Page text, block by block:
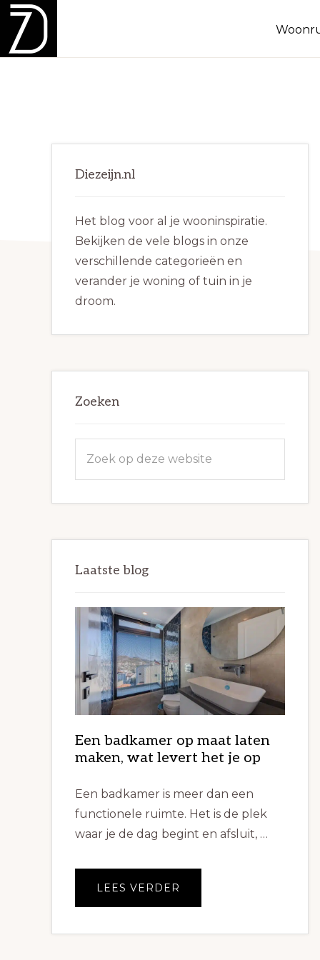
Spring
naar
de
Door
naar
de
Spring
naar
de
Sidebar
Diezeijn.nl
Het blog voor al je wooninspiratie.
Bekijken de vele blogs in onze
verschillende categorieën en
verander je woning of tuin in je
droom.
Zoeken
op
website
Laatste blog
Een badkamer op maat laten
maken, wat levert het je op
Een badkamer is meer dan een
functionele ruimte. Het is de plek
waar je de dag begint en afsluit, …
LEES VERDER
OP
MAKEN,